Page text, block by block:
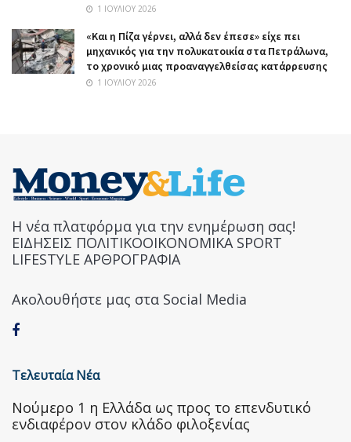
1 ΙΟΥΛΊΟΥ 2026
«Και η Πίζα γέρνει, αλλά δεν έπεσε» είχε πει
μηχανικός για την πολυκατοικία στα Πετράλωνα,
το χρονικό μιας προαναγγελθείσας κατάρρευσης
1 ΙΟΥΛΊΟΥ 2026
Η νέα πλατφόρμα για την ενημέρωση σας!
ΕΙΔΗΣΕΙΣ ΠΟΛΙΤΙΚΟΟΙΚΟΝΟΜΙΚΑ SPORT
LIFESTYLE ΑΡΘΡΟΓΡΑΦΙΑ
Ακολουθήστε μας στα Social Media
Τελευταία Νέα
Nούμερο 1 η Ελλάδα ως προς το επενδυτικό
ενδιαφέρον στον κλάδο φιλοξενίας